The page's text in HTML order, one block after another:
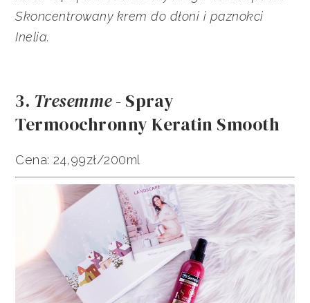
Skoncentrowany krem do dłoni i paznokci
Inelia.
3. Tresemme- Spray
Termoochronny Keratin Smooth
Cena: 24,99zł/200ml